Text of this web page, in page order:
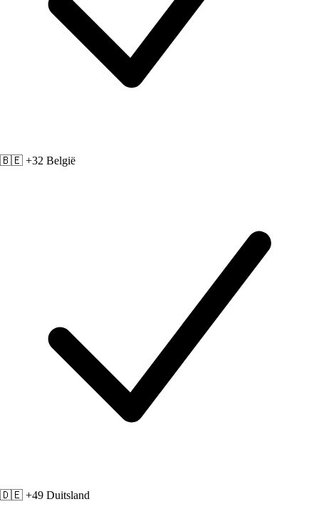
🇧🇪 +32 België
🇩🇪 +49 Duitsland